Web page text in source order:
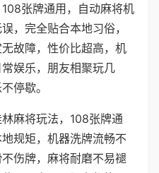
张牌通用，自动麻将机
，完全贴合本地习俗，
故障，性价比超高，机
娱乐，朋友相聚玩几
停歇。
麻将玩法，108张牌通
规矩，机器洗牌流畅不
伤牌，麻将耐磨不易褪